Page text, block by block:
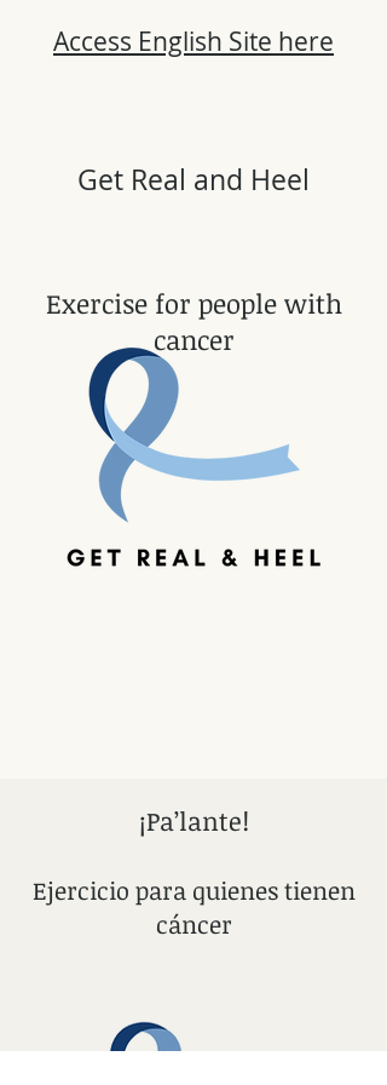
Access English Site here
Get Real and Heel
Exercise for people with
cancer
¡Pa’lante!
Ejercicio para quienes tienen
cáncer